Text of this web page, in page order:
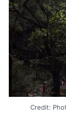
Credit: